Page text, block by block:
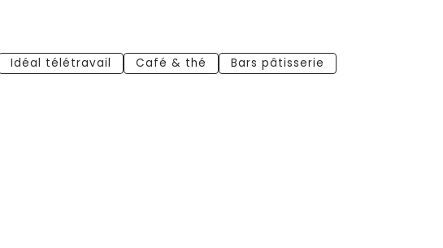
Idéal télétravail Café & thé Bars pâtisserie